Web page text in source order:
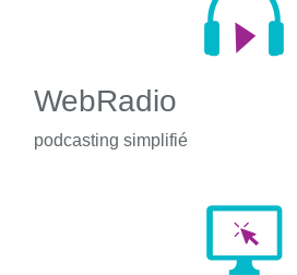
WebRadio
podcasting simplifié